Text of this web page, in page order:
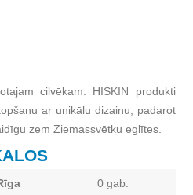
cilvēkam. HISKIN produkti
ar unikālu dizainu, padarot
zem Ziemassvētku eglītes.
0 gab.